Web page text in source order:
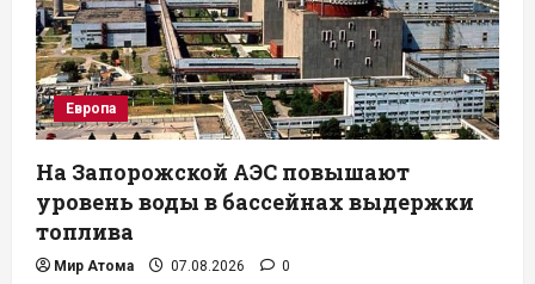
Европа
На Запорожской АЭС повышают
уровень воды в бассейнах выдержки
топлива
Мир Атома 07.08.2026 0